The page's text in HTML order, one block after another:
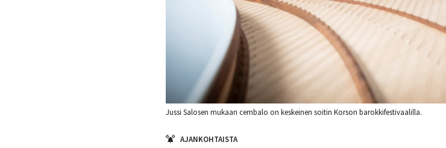
Jussi Salosen mukaan cembalo on keskeinen soitin Korson barokkifestivaalilla.
AJANKOHTAISTA